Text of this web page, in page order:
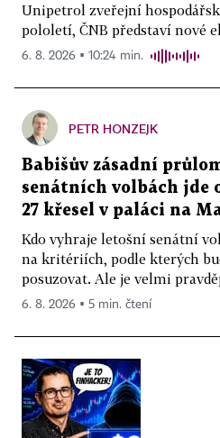
Unipetrol zveřejní
pololetí, ČNB představí nové
6. 8. 2026 ▪ 10:24 min.
PETR HONZEJK
Babišův zásadní
senátních volbách jde
27 křesel v paláci na
Kdo vyhraje letošní senátní
na kritériích, podle kterých
posuzovat. Ale je velmi
6. 8. 2026 ▪ 5 min. čtení